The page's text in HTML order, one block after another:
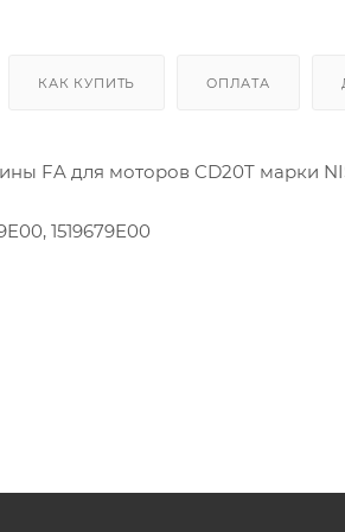
КАК КУПИТЬ ОПЛАТА
FA для моторов CD20T марки
1519679E00